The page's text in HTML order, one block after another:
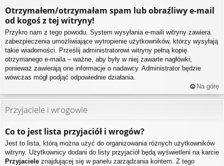
Otrzymałem/otrzymałam spam lub obraźliwy e-mail
od kogoś z tej witryny!
Przykro nam z tego powodu. System wysyłania e-maili witryny zawiera
zabezpieczenia umożliwiające wytropienie użytkowników, którzy wysyłają
takie wiadomości. Prześlij administratorowi witryny pełną kopię
otrzymanego e-maila – ważne, aby były w niej zawarte nagłówki,
ponieważ zawierają one informacje o nadawcy. Administrator będzie
wówczas mógł podjąć odpowiednie działania.
Na górę
Przyjaciele i wrogowie
Co to jest lista przyjaciół i wrogów?
Jest to lista, którą można użyć do organizowania różnych użytkowników
witryny. Użytkownicy dodani do listy przyjaciół będą wyświetleni na karcie
Przyjaciele znajdującej się w panelu zarządzania kontem. Z tego